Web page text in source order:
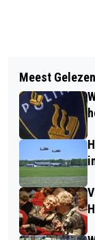
POSITIEF
VOOR
COOP
KRIJGT
WORDT
Meest Gelezen